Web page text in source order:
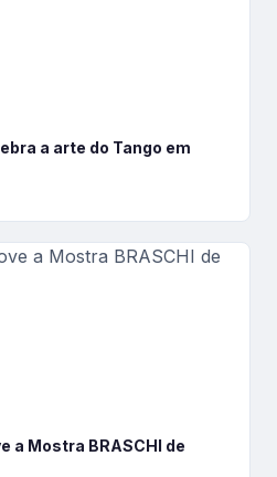
a arte do Tango em
a Mostra BRASCHI de